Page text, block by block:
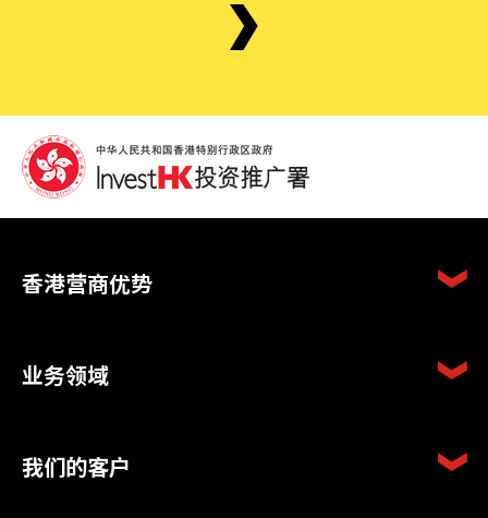
香港营商优势
业务领域
我们的客户